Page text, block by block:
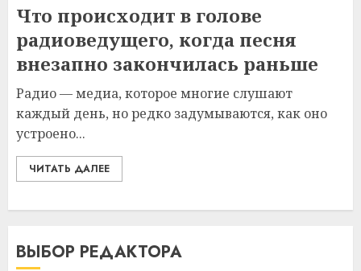
Что происходит в голове
радиоведущего, когда песня
внезапно закончилась раньше
Радио — медиа, которое многие слушают
каждый день, но редко задумываются, как оно
устроено...
ЧИТАТЬ ДАЛЕЕ
ВЫБОР РЕДАКТОРА